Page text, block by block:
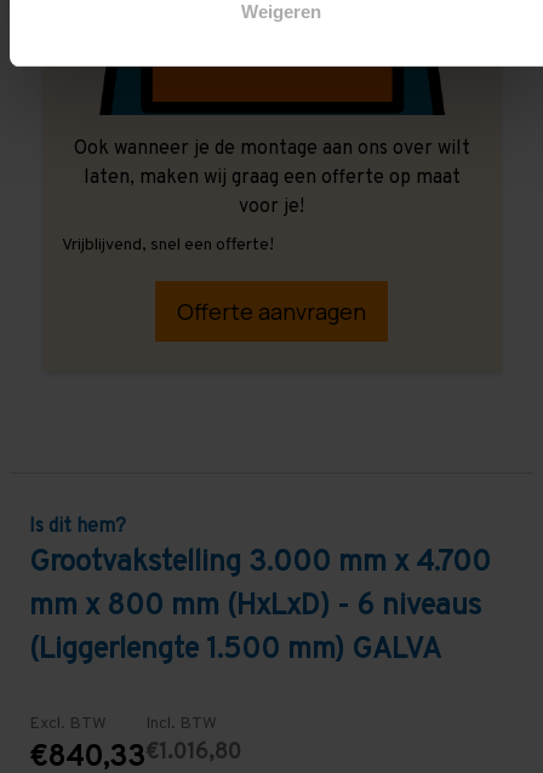
Weigeren
Ook wanneer je de montage aan ons over wilt
laten, maken wij graag een offerte op maat
voor je!
Vrijblijvend, snel een offerte!
Offerte aanvragen
Is dit hem?
Grootvakstelling 3.000 mm x 4.700
mm x 800 mm (HxLxD) - 6 niveaus
(Liggerlengte 1.500 mm) GALVA
Excl. BTW
€840,33
Incl. BTW
€1.016,80